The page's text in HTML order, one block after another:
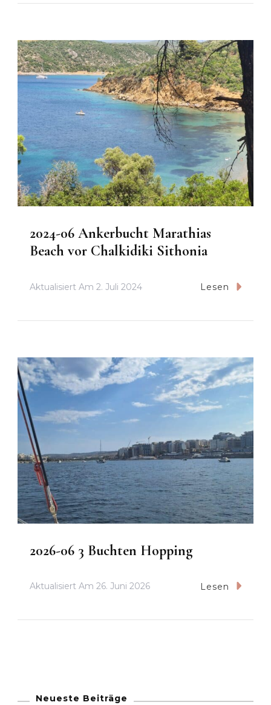
2024-06 Ankerbucht Marathias
Beach vor Chalkidiki Sithonia
Aktualisiert Am 2. Juli 2024 Lesen
2026-06 3 Buchten Hopping
Aktualisiert Am 26. Juni 2026 Lesen
Neueste Beiträge